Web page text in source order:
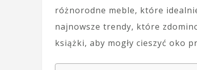
różnorodne meble, które
najnowsze trendy, które
książki, aby mogły cieszyć oko